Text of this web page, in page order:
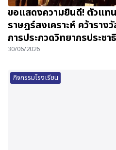
ขอแสดงความยินดี! ตัวแท
ราษฎร์สงเคราะห์ คว้าราง
การประกวดวิทยากรประช
30/06/2026
กิจกรรมโรงเรียน